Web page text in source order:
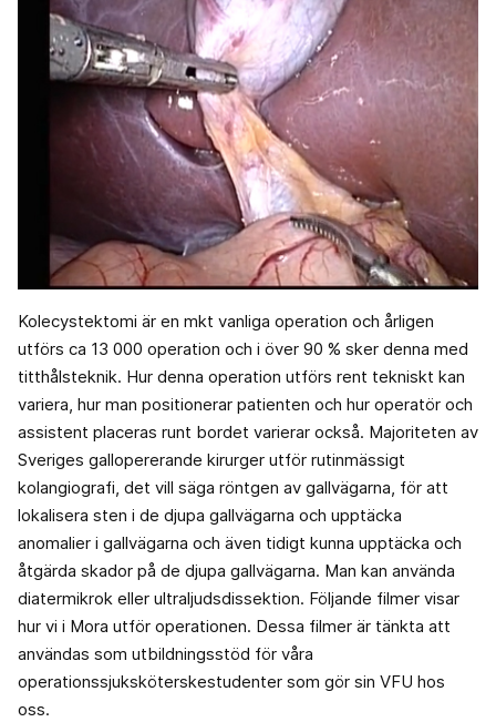
Kolecystektomi är en mkt vanliga operation och årligen
utförs ca 13 000 operation och i över 90 % sker denna med
titthålsteknik. Hur denna operation utförs rent tekniskt kan
variera, hur man positionerar patienten och hur operatör och
assistent placeras runt bordet varierar också. Majoriteten av
Sveriges gallopererande kirurger utför rutinmässigt
kolangiografi, det vill säga röntgen av gallvägarna, för att
lokalisera sten i de djupa gallvägarna och upptäcka
anomalier i gallvägarna och även tidigt kunna upptäcka och
åtgärda skador på de djupa gallvägarna. Man kan använda
diatermikrok eller ultraljudsdissektion. Följande filmer visar
hur vi i Mora utför operationen. Dessa filmer är tänkta att
användas som utbildningsstöd för våra
operationssjuksköterskestudenter som gör sin VFU hos
oss.